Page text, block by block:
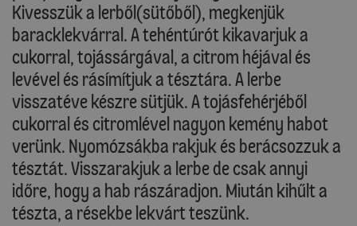
Kivesszük a lerből(sütőből), megkenjük
baracklekvárral. A tehéntúrót kikavarjuk a
cukorral, tojássárgával, a citrom héjával és
levével és rásímítjuk a tésztára. A lerbe
visszatéve készre sütjük. A tojásfehérjéből
cukorral és citromlével nagyon kemény habot
verünk. Nyomózsákba rakjuk és berácsozzuk a
tésztát. Visszarakjuk a lerbe de csak annyi
időre, hogy a hab rászáradjon. Miután kihűlt a
tészta, a résekbe lekvárt teszünk.